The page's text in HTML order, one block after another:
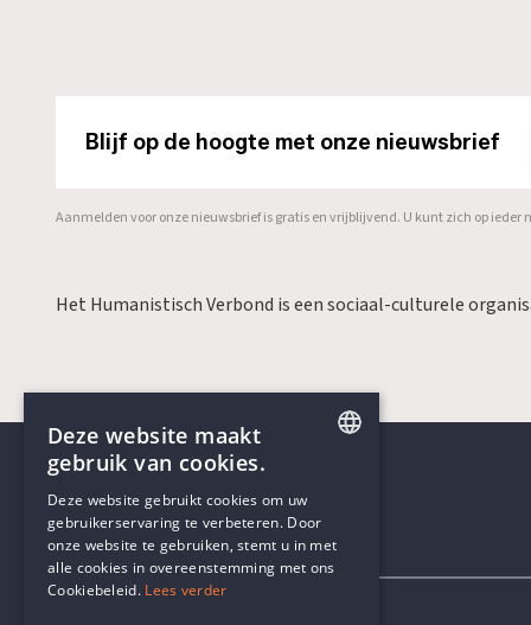
Blijf op de hoogte met onze nieuwsbrief
Aanmelden voor onze nieuwsbrief is gratis en vrijblijvend. U kunt zich op ieder
Het Humanistisch Verbond is een sociaal-culturele
Contactgegevens
DUTCH
Deze website maakt
gebruik van cookies.
Deze website gebruikt cookies om uw
gebruikerservaring te verbeteren. Door
onze website te gebruiken, stemt u in met
alle cookies in overeenstemming met ons
Cookiebeleid. Lees verder